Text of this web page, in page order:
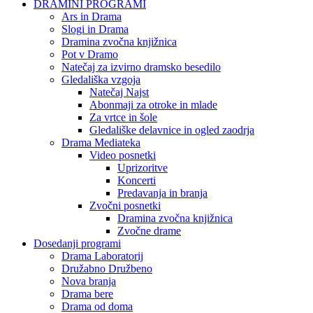
DRAMINI PROGRAMI
Ars in Drama
Slogi in Drama
Dramina zvočna knjižnica
Pot v Dramo
Natečaj za izvirno dramsko besedilo
Gledališka vzgoja
Natečaj Najst
Abonmaji za otroke in mlade
Za vrtce in šole
Gledališke delavnice in ogled zaodrja
Drama Mediateka
Video posnetki
Uprizoritve
Koncerti
Predavanja in branja
Zvočni posnetki
Dramina zvočna knjižnica
Zvočne drame
Dosedanji programi
Drama Laboratorij
Družabno Družbeno
Nova branja
Drama bere
Drama od doma